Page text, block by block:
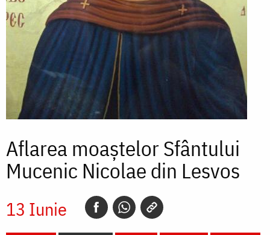
Aflarea moaștelor Sfântului
Mucenic Nicolae din Lesvos
13 Iunie